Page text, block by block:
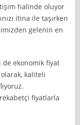
halinde oluyor
itina ile taşırken
gelenin en
de ekonomik fiyat
olarak, kaliteli
fiyatlarla